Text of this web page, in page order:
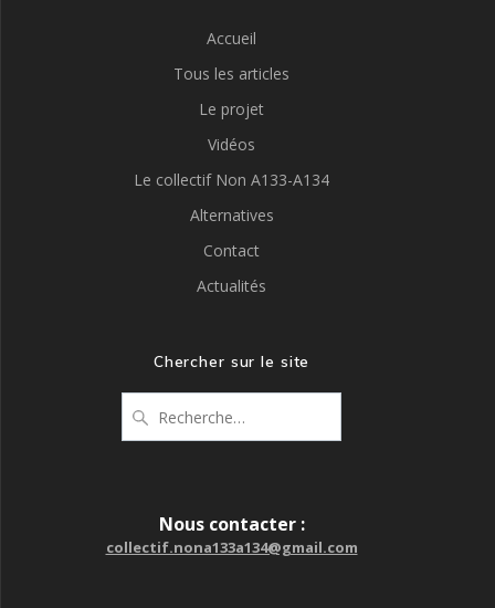
Accueil
Tous les articles
Le projet
Vidéos
Le collectif Non A133-A134
Alternatives
Contact
Actualités
Chercher sur le site
pour
Nous contacter :
collectif.nona133a134@gmail.com